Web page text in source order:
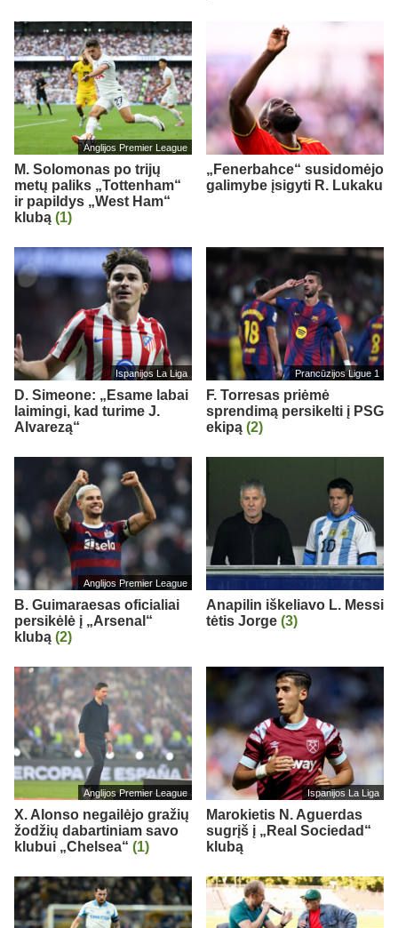
Anglijos Premier League
M. Solomonas po trijų
metų paliks „Tottenham“
ir papildys „West Ham“
klubą (1)
„Fenerbahce“ susidomėjo
galimybe įsigyti R. Lukaku
Ispanijos La Liga
D. Simeone: „Esame labai
laimingi, kad turime J.
Alvarezą“
Prancūzijos Ligue 1
F. Torresas priėmė
sprendimą persikelti į PSG
ekipą (2)
Anglijos Premier League
B. Guimaraesas oficialiai
persikėlė į „Arsenal“
klubą (2)
Anapilin iškeliavo L. Messi
tėtis Jorge (3)
Anglijos Premier League
X. Alonso negailėjo gražių
žodžių dabartiniam savo
klubui „Chelsea“ (1)
Ispanijos La Liga
Marokietis N. Aguerdas
sugrįš į „Real Sociedad“
klubą